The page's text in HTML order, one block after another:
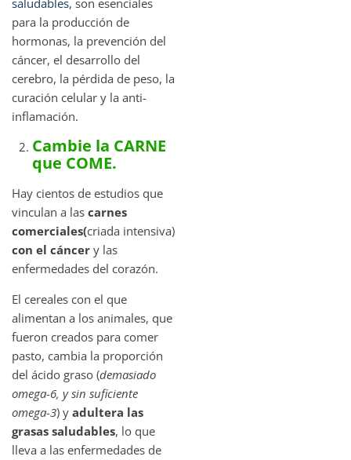
saludables, son esenciales
para la producción de
hormonas, la prevención del
cáncer, el desarrollo del
cerebro, la pérdida de peso, la
curación celular y la anti-
inflamación.
Cambie la CARNE
que COME.
Hay cientos de estudios que
vinculan a las carnes
comerciales(criada intensiva)
con el cáncer y las
enfermedades del corazón.
El cereales con el que
alimentan a los animales, que
fueron creados para comer
pasto, cambia la proporción
del ácido graso (demasiado
omega-6, y sin suficiente
omega-3) y adultera las
grasas saludables, lo que
lleva a las enfermedades de